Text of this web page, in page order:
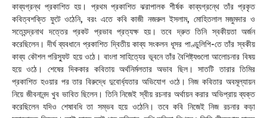
কাব্যগ্রন্থ প্রকাশিত হয়। প্রথম প্রকাশিত ঝরাপালক শীর্ষক কাব্যগ্রন্থে তাঁর প্রকৃত
কবিত্বশক্তি ফুটে ওঠেনি, বরং এতে কবি কাজী নজরুল ইসলাম, মোহিতলাল মজুমদার ও
সত্যেন্দ্রনাথ দত্তের প্রকট প্রভাব প্রত্যক্ষ হয়। তবে দ্রুত তিনি স্বকীয়তা অর্জন
করেছিলেন। দীর্ঘ ব্যবধানে প্রকাশিত দ্বিতীয় কাব্য সংকলন ধূসর পাণ্ডুলিপি-তে তাঁর স্বকীয়
কাব্য কৌশল পরিস্ফুট হয়ে ওঠে। বাংলা সাহিত্যের ভূবনে তাঁর বৈশিষ্ট্যগুলো আলোচনার বিষয়
হয়ে ওঠে। শেষের দিককার কবিতায় অর্থনির্মলতার অভাব ছিল। সাতটি তারার তিমির
প্রকাশিত হওয়ার পর তার বিরুদ্ধে দুবোর্ধ্যতার অভিযোগ ওঠে। নিজ কবিতার অবমূল্যায়ন
নিয়ে জীবনানন্দ খুব ভাবিত ছিলেন। তিনি নিজেই স্বীয় রচনার অর্থায়ন করার অভিপ্রায় ব্যক্ত
করেছিলেন যদিও শেষাবধি তা সম্ভব হয়ে ওঠেনি। তবে কবি নিজেই নিজ রচনার কড়া